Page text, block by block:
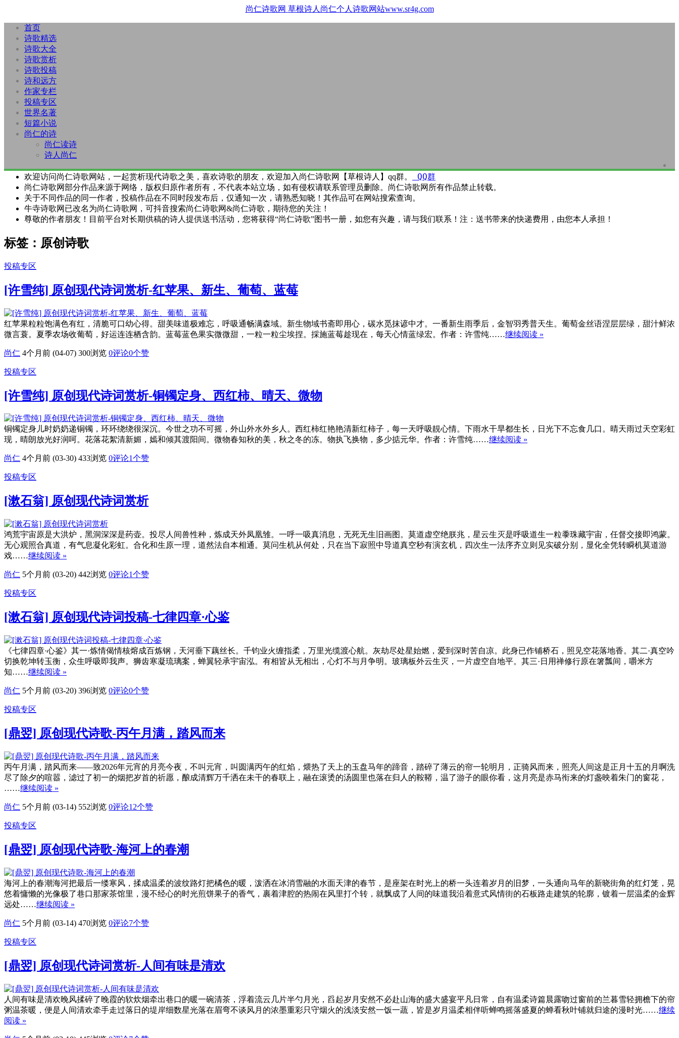
尚仁诗歌网 草根诗人尚仁个人诗歌网站www.sr4g.com
首页
诗歌精选
诗歌大全
诗歌赏析
诗歌投稿
诗和远方
作家专栏
投稿专区
世界名著
短篇小说
尚仁的诗
尚仁读诗
诗人尚仁
欢迎访问尚仁诗歌网站，一起赏析现代诗歌之美，喜欢诗歌的朋友，欢迎加入尚仁诗歌网【草根诗人】qq群。 QQ群
尚仁诗歌网部分作品来源于网络，版权归原作者所有，不代表本站立场，如有侵权请联系管理员删除。尚仁诗歌网所有作品禁止转载。
关于不同作品的同一作者，投稿作品在不同时段发布后，仅通知一次，请熟悉知晓！其作品可在网站搜索查询。
牛寺诗歌网已改名为尚仁诗歌网，可抖音搜索尚仁诗歌网&尚仁诗歌，期待您的关注！
尊敬的作者朋友！目前平台对长期供稿的诗人提供送书活动，您将获得“尚仁诗歌”图书一册，如您有兴趣，请与我们联系！注：送书带来的快递费用，由您本人承担！
标签：原创诗歌
投稿专区
[许雪纯] 原创现代诗词赏析-红苹果、新生、葡萄、蓝莓
红苹果粒粒饱满色有红，清脆可口幼心得。甜美味道极难忘，呼吸通畅满森域。新生物域书斋即用心，碳水觅抹谚中才。一番新生雨季后，金智羽秀普天生。葡萄金丝语涅层层绿，甜汁鲜浓
微言蓑。夏季农场收葡萄，好运连连栖含韵。蓝莓蓝色果实微微甜，一粒一粒尘埃捏。採施蓝莓趁现在，每天心情蓝绿宏。作者：许雪纯……继续阅读 »
尚仁 4个月前 (04-07) 300浏览 0评论0个赞
投稿专区
[许雪纯] 原创现代诗词赏析-铜镯定身、西红柿、晴天、微物
铜镯定身儿时奶奶递铜镯，环环绕绕很深沉。今世之功不可摇，外山外水外乡人。西红柿红艳艳清新红柿子，每一天呼吸靚心情。下雨水干旱都生长，日光下不忘食几口。晴天雨过天空彩虹
现，晴朗放光好润呵。花落花絮清新媚，嫣和倾其渡阳间。微物春知秋的美，秋之冬的冻。物执飞换物，多少掂元华。作者：许雪纯……继续阅读 »
尚仁 4个月前 (03-30) 433浏览 0评论1个赞
投稿专区
[漱石翁] 原创现代诗词赏析
鸿荒宇宙原是大洪炉，黑洞深深是药壶。投尽人间兽性种，炼成天外凤凰雏。一呼一吸真消息，无死无生旧画图。莫道虚空绝朕兆，星云生灭是呼吸道生一粒黍珠藏宇宙，任督交接即鸿蒙。
无心观照合真道，有气息凝化彩虹。合化和生原一理，道然法自本相通。莫问生机从何处，只在当下寂照中导道真空秒有演玄机，四次生一法序齐立则见实破分别，显化全凭转瞬机莫道游
戏……继续阅读 »
尚仁 5个月前 (03-20) 442浏览 0评论1个赞
投稿专区
[漱石翁] 原创现代诗词投稿-七律四章·心鉴
《七律四章·心鉴》其一·炼情偈情核熔成百炼钢，天河垂下藕丝长。千钧业火缠指柔，万里光缆渡心航。灰劫尽处星始燃，爱到深时苦自凉。此身已作铺桥石，照见空花落地香。其二·真空吟
切换乾坤转玉衡，众生呼吸即我声。狮齿寒凝琉璃案，蝉翼轻承宇宙泓。有相皆从无相出，心灯不与月争明。玻璃板外云生灭，一片虚空自地平。其三·日用禅修行原在箸瓢间，嚼米方
知……继续阅读 »
尚仁 5个月前 (03-20) 396浏览 0评论0个赞
投稿专区
[鼎翌] 原创现代诗歌-丙午月满，踏风而来
丙午月满，踏风而来——致2026年元宵的月亮今夜，不叫元宵，叫圆满丙午的红焰，煨热了天上的玉盘马年的蹄音，踏碎了薄云的帘一轮明月，正骑风而来，照亮人间这是正月十五的月啊洗
尽了除夕的喧嚣，滤过了初一的烟把岁首的祈愿，酿成清辉万千洒在未干的春联上，融在滚烫的汤圆里也落在归人的鞍鞯，温了游子的眼你看，这月亮是赤马衔来的灯盏映着朱门的窗花，
……继续阅读 »
尚仁 5个月前 (03-14) 552浏览 0评论12个赞
投稿专区
[鼎翌] 原创现代诗歌-海河上的春潮
海河上的春潮海河把最后一缕寒风，揉成温柔的波纹路灯把橘色的暖，泼洒在冰消雪融的水面天津的春节，是座架在时光上的桥一头连着岁月的旧梦，一头通向马年的新晓街角的红灯笼，晃
悠着慵懒的光像极了巷口那家茶馆里，漫不经心的时光煎饼果子的香气，裹着津腔的热闹在风里打个转，就飘成了人间的味道我沿着意式风情街的石板路走建筑的轮廓，镀着一层温柔的金辉
远处……继续阅读 »
尚仁 5个月前 (03-14) 470浏览 0评论7个赞
投稿专区
[鼎翌] 原创现代诗词赏析-人间有味是清欢
人间有味是清欢晚风揉碎了晚霞的软炊烟牵出巷口的暖一碗清茶，浮着流云几片半勺月光，舀起岁月安然不必赴山海的盛大盛宴平凡日常，自有温柔诗篇晨露吻过窗前的兰暮雪轻拥檐下的帘
粥温茶暖，便是人间清欢牵手走过落日的堤岸细数星光落在眉弯不谈风月的浓墨重彩只守烟火的浅淡安然一饭一蔬，皆是岁月温柔相伴听蝉鸣摇落盛夏的蝉看秋叶铺就归途的漫时光……继续
阅读 »